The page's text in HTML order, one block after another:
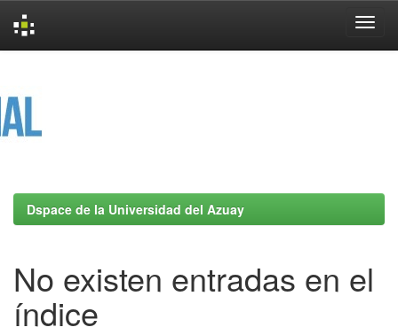
Dspace de la Universidad del Azuay
No existen entradas en el
índice